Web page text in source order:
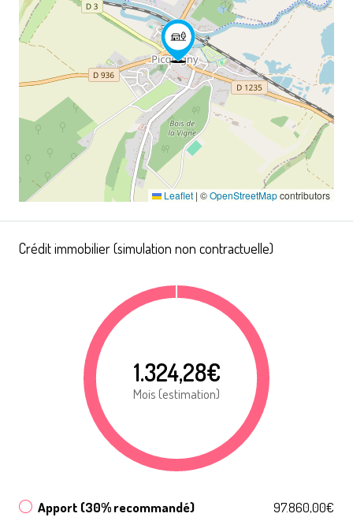
Leaflet | ©OpenStreetMapcontributors
Crédit immobilier (simulation non contractuelle)
1.324,28€
Mois (estimation)
Apport (30% recommandé)
97.860,00€